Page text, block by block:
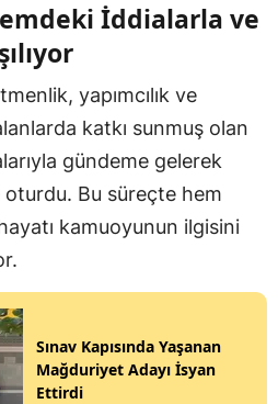
İddialarla ve
yapımcılık ve
katkı sunmuş olan
gündeme gelerek
Bu süreçte hem
kamuoyunun ilgisini
Sınav Kapısında Yaşanan
Mağduriyet Adayı İsyan
Ettirdi